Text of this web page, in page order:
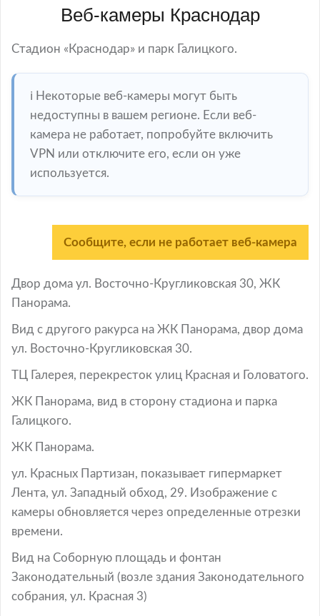
Веб-камеры Краснодар
Стадион «Краснодар» и парк Галицкого.
ℹ️ Некоторые веб-камеры могут быть
недоступны в вашем регионе. Если веб-
камера не работает, попробуйте включить
VPN или отключите его, если он уже
используется.
Сообщите, если не работает веб-камера
Двор дома ул. Восточно-Кругликовская 30, ЖК
Панорама.
Вид с другого ракурса на ЖК Панорама, двор дома
ул. Восточно-Кругликовская 30.
ТЦ Галерея, перекресток улиц Красная и Головатого.
ЖК Панорама, вид в сторону стадиона и парка
Галицкого.
ЖК Панорама.
ул. Красных Партизан, показывает гипермаркет
Лента, ул. Западный обход, 29. Изображение с
камеры обновляется через определенные отрезки
времени.
Вид на Соборную площадь и фонтан
Законодательный (возле здания Законодательного
собрания, ул. Красная 3)